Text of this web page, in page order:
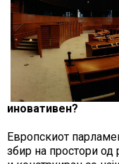
иновативен?
Европскиот
збир на простори